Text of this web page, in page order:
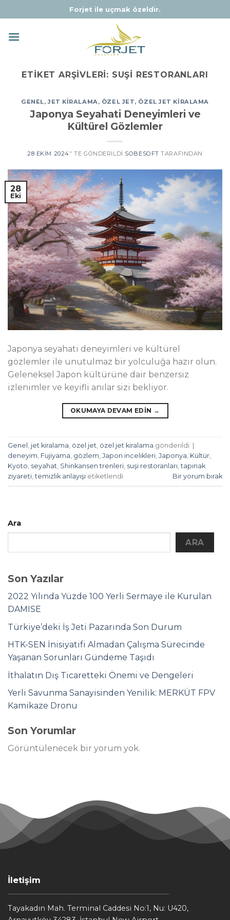
to
content
Forjet ile uçmak özeldir.
ETIKET ARŞIVLERI: SUŞI RESTORANLARI
GENEL,JET KIRALAMA, ÖZEL JET, ÖZEL JET KIRALAMA
Japonya Seyahati Deneyimleri ve
Kültürel Gözlemler
28 EKIM 2024’' TE GÖNDERILDI SOBESOFT TARAFINDAN
28
Eki
Japonya seyahati deneyimleri ve kültürel
gözlemler ile unutulmaz bir yolculuğa hazır olun.
Geleneksel Japon kültürüne dair benzersiz
izlenimler ve keyifli anılar sizi bekliyor.
OKUMAYA DEVAM EDIN →
Genel , jet kiralama, özel jet, özel jet kiralama gönderildi
deneyim, Fujiyama, gözlem, Japon incelikleri, Japonya, Kültür,
Kyoto, seyahat, Shinkansen trenleri, suşi restoranları,tapınak
ziyareti,temizlik anlayışı etiketlendi Bir yorum bırak
Ara
ARA
Son Yazılar
2022 Yılında Yüzde 100 Yerli Sermaye ile Kurulan
DAMISE
Türkiye’deki İş Jeti Pazarında Son Durum
HTK-SEN İnisiyatifi Almadan Çalışma Sürecinde
Yaşanan Sorunları Gündeme Taşıdı
İthalatın Dış Ticaretteki Önemi ve Dengeleri
Yerli Savunma Sanayisinden Yenilik: MERKÜT FPV
Kamikaze Dronu
Son Yorumlar
Görüntülenecek bir yorum yok.
İletişim
Tayakadın Mah. Terminal Caddesi No:1, Nu: U420,